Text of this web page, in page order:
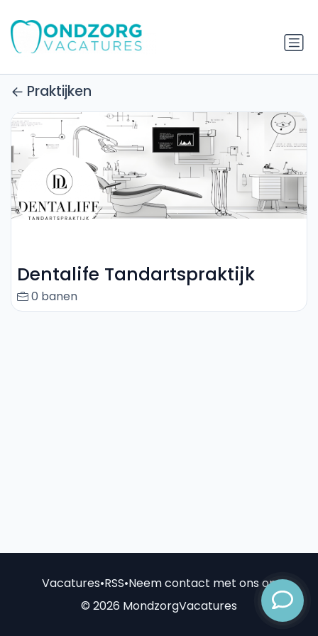
Praktijken
Dentalife Tandartspraktijk
0 banen
Vacatures•RSS•Neem contact met ons op
© 2026 MondzorgVacatures